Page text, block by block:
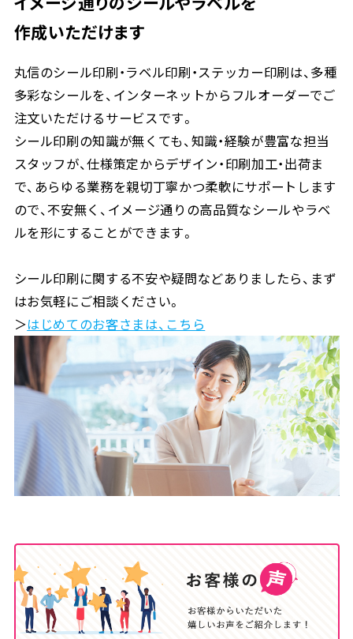
作成いただけます
丸信のシール印刷・ラベル印刷・ステッカー印刷は、多種
多彩なシールを、インターネットからフルオーダーでご
注文いただけるサービスです。
シール印刷の知識が無くても、知識・経験が豊富な担当
スタッフが、仕様策定からデザイン・印刷加工・出荷ま
で、あらゆる業務を親切丁寧かつ柔軟にサポートします
ので、不安無く、イメージ通りの高品質なシールやラベ
ルを形にすることができます。
シール印刷に関する不安や疑問などありましたら、まず
はお気軽にご相談ください。
＞はじめてのお客さまは、こちら